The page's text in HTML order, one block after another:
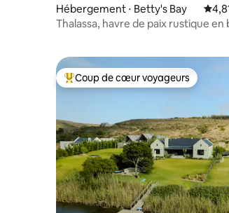
Hébergement ⋅ Betty's Bay
Thalassa, havre de paix rustique en
Coups de cœur voyageurs les plus
Coup de cœur voyageurs